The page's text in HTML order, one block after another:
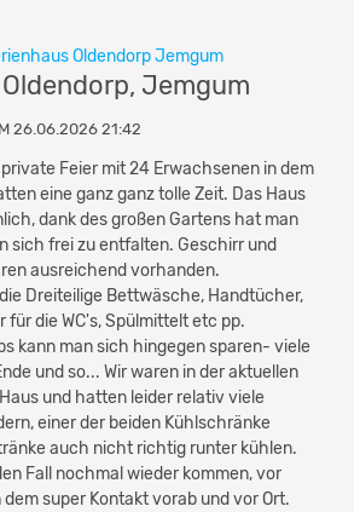
Jemgum
26.06.2026 21:42
Feier mit 24 Erwachsenen in dem
eine ganz ganz tolle Zeit. Das Haus
dank des großen Gartens hat man
sich frei zu entfalten. Geschirr und
ausreichend vorhanden.
Dreiteilige Bettwäsche, Handtücher,
die WC's, Spülmittelt etc pp.
kann man sich hingegen sparen- viele
und so... Wir waren in der aktuellen
und hatten leider relativ viele
einer der beiden Kühlschränke
auch nicht richtig runter kühlen.
Fall nochmal wieder kommen, vor
super Kontakt vorab und vor Ort.